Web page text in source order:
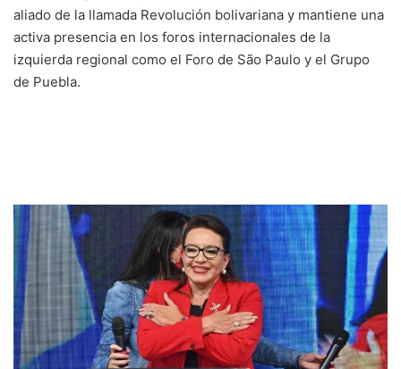
aliado de la llamada Revolución bolivariana y mantiene una
activa presencia en los foros internacionales de la
izquierda regional como el Foro de São Paulo y el Grupo
de Puebla.